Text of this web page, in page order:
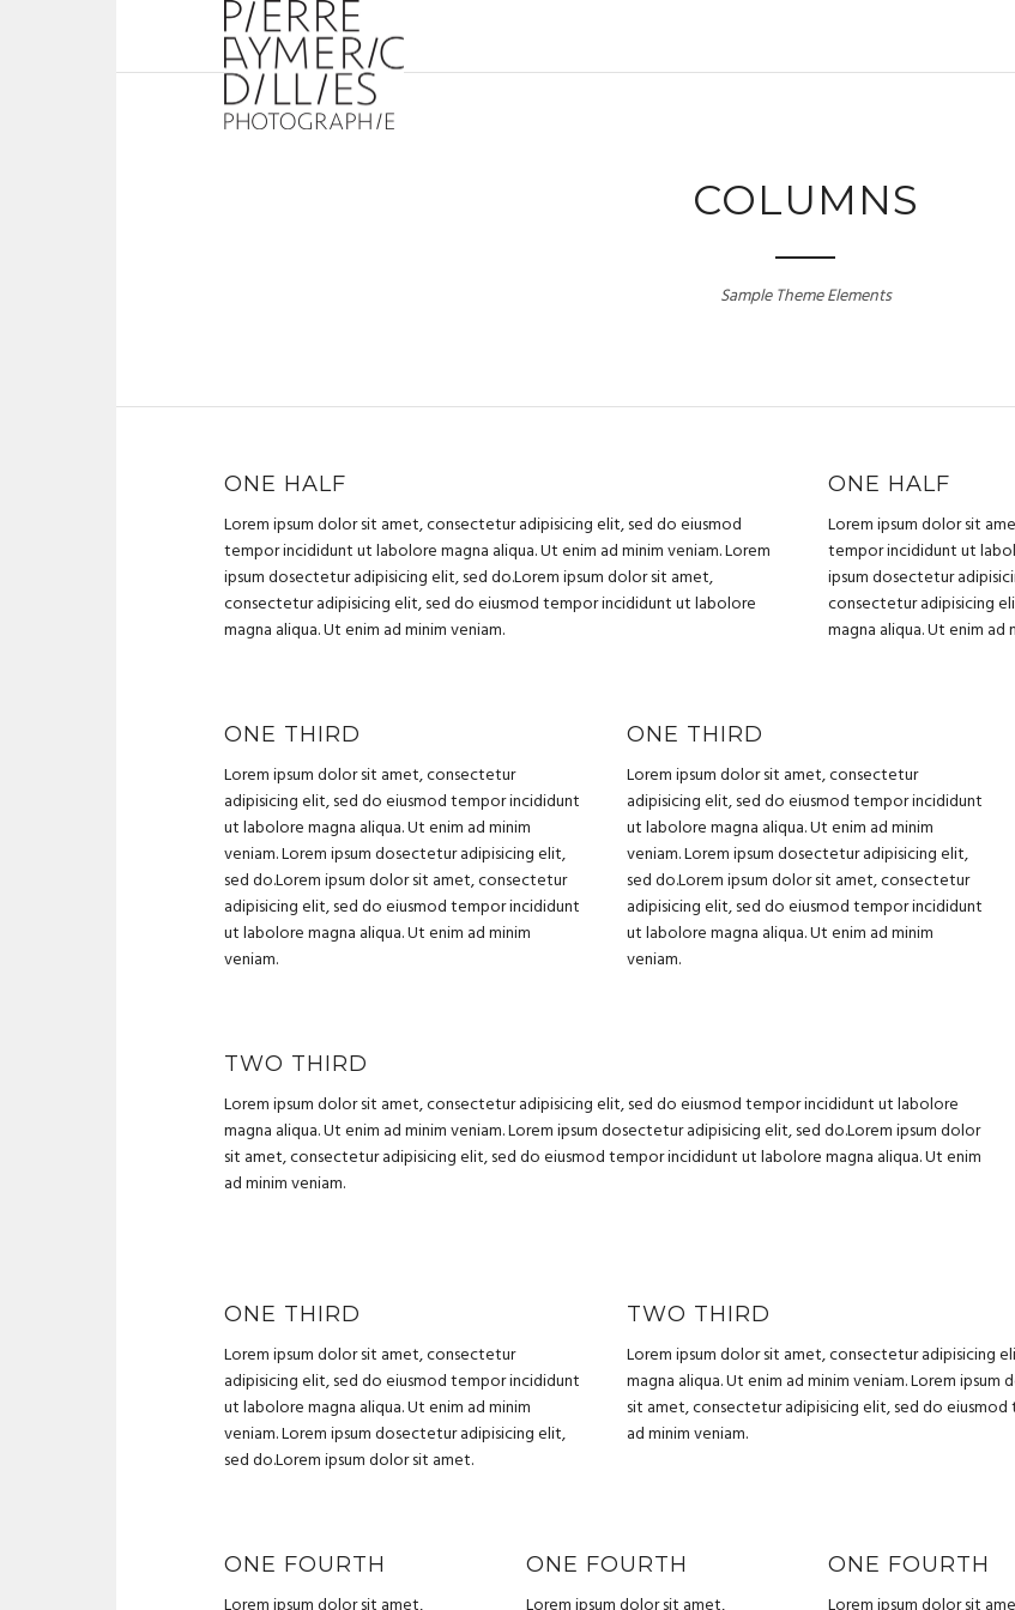
COLUMNS
Sample Theme Elements
ONE HALF
Lorem ipsum dolor sit amet, consectetur adipisicing elit, sed do eiusmod
tempor incididunt ut labolore magna aliqua. Ut enim ad minim veniam. Lorem
ipsum dosectetur adipisicing elit, sed do.Lorem ipsum dolor sit amet,
consectetur adipisicing elit, sed do eiusmod tempor incididunt ut labolore
magna aliqua. Ut enim ad minim veniam.
ONE HALF
Lorem ipsum dolor sit
tempor incididunt ut
ipsum dosectetur
consectetur adipisicing
magna aliqua. Ut enim ad
ONE THIRD
Lorem ipsum dolor sit amet, consectetur
adipisicing elit, sed do eiusmod tempor incididunt
ut labolore magna aliqua. Ut enim ad minim
veniam. Lorem ipsum dosectetur adipisicing elit,
sed do.Lorem ipsum dolor sit amet, consectetur
adipisicing elit, sed do eiusmod tempor incididunt
ut labolore magna aliqua. Ut enim ad minim
veniam.
ONE THIRD
Lorem ipsum dolor sit amet, consectetur
adipisicing elit, sed do eiusmod tempor incididunt
ut labolore magna aliqua. Ut enim ad minim
veniam. Lorem ipsum dosectetur adipisicing elit,
sed do.Lorem ipsum dolor sit amet, consectetur
adipisicing elit, sed do eiusmod tempor incididunt
ut labolore magna aliqua. Ut enim ad minim
veniam.
TWO THIRD
Lorem ipsum dolor sit amet, consectetur adipisicing elit, sed do eiusmod tempor incididunt ut labolore
magna aliqua. Ut enim ad minim veniam. Lorem ipsum dosectetur adipisicing elit, sed do.Lorem ipsum dolor
sit amet, consectetur adipisicing elit, sed do eiusmod tempor incididunt ut labolore magna aliqua. Ut enim
ad minim veniam.
ONE THIRD
Lorem ipsum dolor sit amet, consectetur
adipisicing elit, sed do eiusmod tempor incididunt
ut labolore magna aliqua. Ut enim ad minim
veniam. Lorem ipsum dosectetur adipisicing elit,
sed do.Lorem ipsum dolor sit amet.
TWO THIRD
Lorem ipsum dolor sit amet, consectetur adipisicing
magna aliqua. Ut enim ad minim veniam. Lorem
sit amet, consectetur adipisicing elit, sed do
ad minim veniam.
ONE FOURTH ONE FOURTH ONE FOURTH